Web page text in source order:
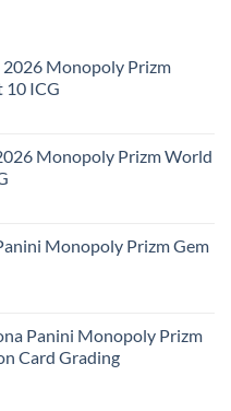
2026 Monopoly Prizm
10 ICG
Monopoly Prizm World
Monopoly Prizm Gem
Panini Monopoly Prizm
Card Grading